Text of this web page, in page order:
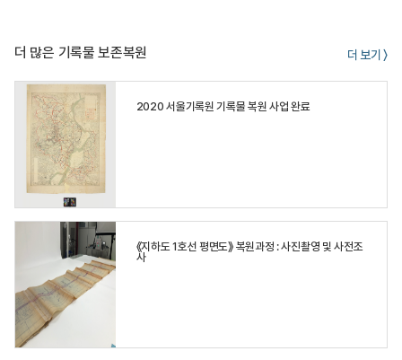
더 많은 기록물 보존복원 더 보기 〉
2020 서울기록원 기록물 복원 사업 완료
《지하도 1호선 평면도》 복원과정 : 사진촬영 및 사전조
사